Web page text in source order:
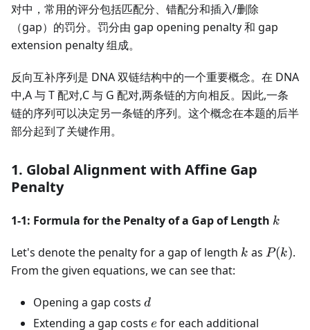
对中，常用的评分包括匹配分、错配分和插入/删除
（gap）的罚分。罚分由 gap opening penalty 和 gap
extension penalty 组成。
反向互补序列是 DNA 双链结构中的一个重要概念。在 DNA
中,A 与 T 配对,C 与 G 配对,两条链的方向相反。因此,一条
链的序列可以决定另一条链的序列。这个概念在本题的后半
部分起到了关键作用。
1. Global Alignment with Affine Gap
Penalty
1-1: Formula for the Penalty of a Gap of Length k
k
Let's denote the penalty for a gap of length k
k as P(k)
P(k).
From the given equations, we can see that:
Opening a gap costs d
d
Extending a gap costs e
e for each additional